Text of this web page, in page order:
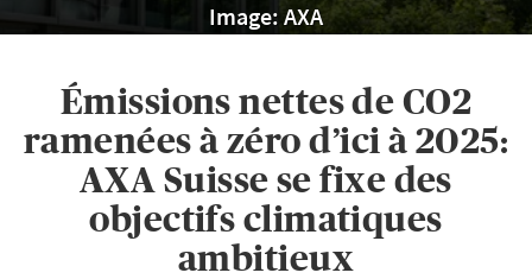
Image: AXA
Émissions nettes de CO2
ramenées à zéro d’ici à 2025:
AXA Suisse se fixe des
objectifs climatiques
ambitieux